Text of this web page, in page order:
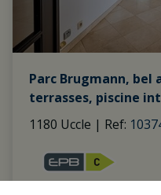
Parc Brugmann, bel
terrasses, piscine
1180 Uccle | Ref: